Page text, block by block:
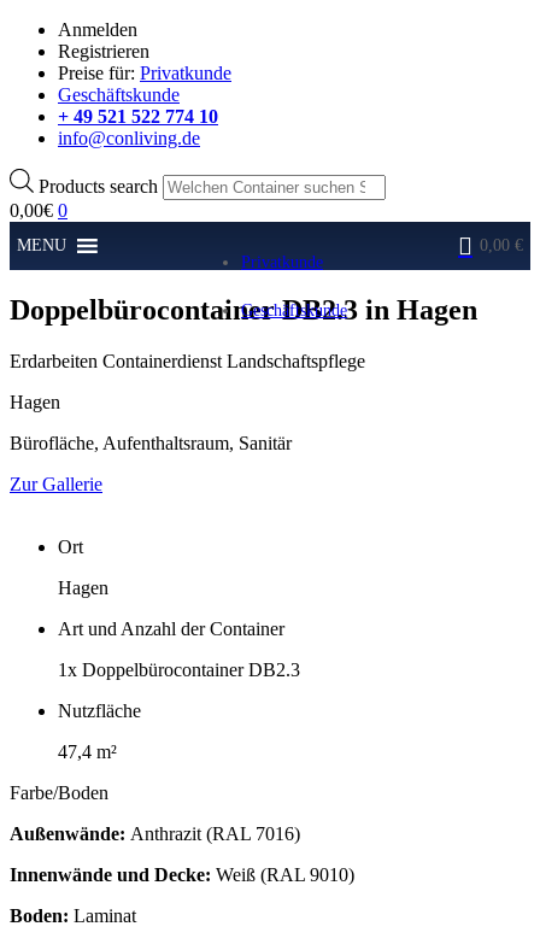
Anmelden
Registrieren
Preise für: Privatkunde
Geschäftskunde
+ 49 521 522 774 10
info@conliving.de
Products search
0,00€ 0
MENU
Privatkunde
Geschäftskunde
0,00 €
Doppelbürocontainer DB2.3 in Hagen
Erdarbeiten Containerdienst Landschaftspflege
Hagen
Bürofläche, Aufenthaltsraum, Sanitär
Zur Gallerie
Ort
Hagen
Art und Anzahl der Container
1x Doppelbürocontainer DB2.3
Nutzfläche
47,4 m²
Farbe/Boden
Außenwände: Anthrazit (RAL 7016)
Innenwände und Decke: Weiß (RAL 9010)
Boden: Laminat